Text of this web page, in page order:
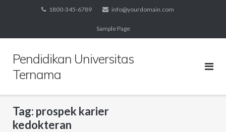
1800-345-6789 info@yourdomain.com
Sample Page
Pendidikan Universitas
Ternama
Tag: prospek karier
kedokteran